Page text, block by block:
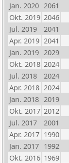
Jan. 2020 2061
Okt. 2019 2046
Jul. 2019
2041
Apr. 2019 2041
Jan. 2019 2029
Okt. 2018 2024
Jul. 2018
2024
Apr. 2018 2024
Jan. 2018 2019
Okt. 2017 2012
Jul. 2017
2001
Apr. 2017 1990
Jan. 2017 1992
Okt. 2016 1969